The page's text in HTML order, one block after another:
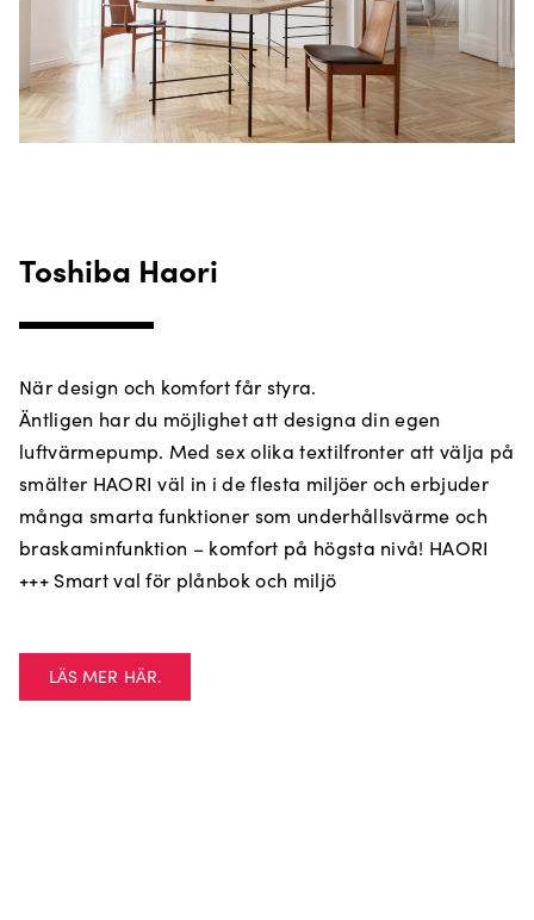
Toshiba Haori
När design och komfort får styra.
Äntligen har du möjlighet att designa din egen
luftvärmepump. Med sex olika textilfronter att välja på
smälter HAORI väl in i de flesta miljöer och erbjuder
många smarta funktioner som underhållsvärme och
braskaminfunktion – komfort på högsta nivå! HAORI
+++ Smart val för plånbok och miljö
LÄS MER HÄR.